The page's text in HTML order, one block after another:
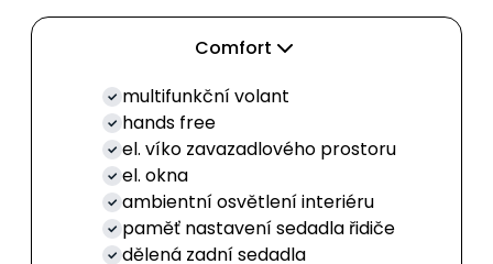
Comfort
multifunkční volant
hands free
el. víko zavazadlového prostoru
el. okna
ambientní osvětlení interiéru
paměť nastavení sedadla řidiče
dělená zadní sedadla